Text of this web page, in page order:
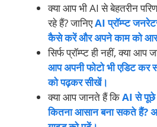
क्या आप भी AI से बेहतरीन
रहे हैं? जानिएAI प्रॉम्प्ट
कैसे करें और अपने काम को
सिर्फ प्रॉम्प्ट ही नहीं, क्या आप
आप अपनी फोटो भी एडिट कर
को पढ़कर सीखें।
क्या आप जानते हैं किAI से पूछे
कितना आसान बना सकते हैं?